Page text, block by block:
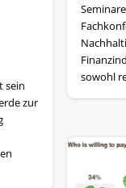
sein
zur
sowohl